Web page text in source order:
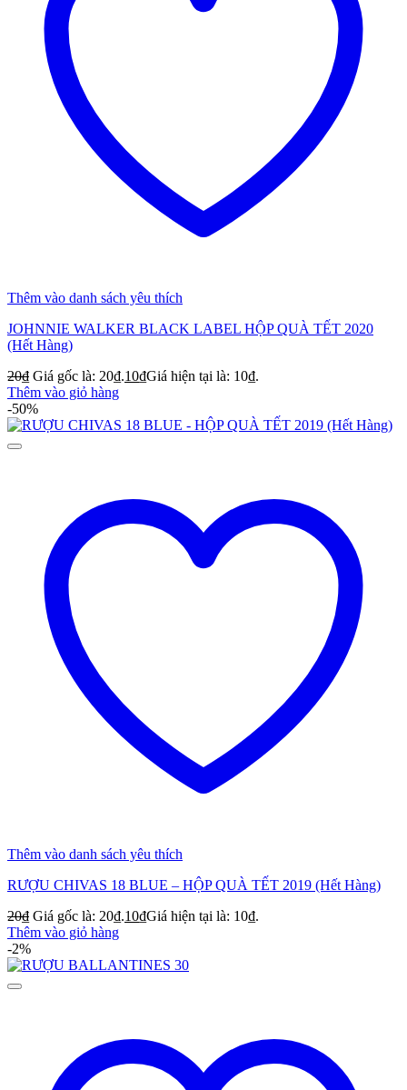
Thêm vào danh sách yêu thích
JOHNNIE WALKER BLACK LABEL HỘP QUÀ TẾT 2020
(Hết Hàng)
20₫ Giá gốc là: 20₫.10₫Giá hiện tại là: 10₫.
Thêm vào giỏ hàng
-50%
Thêm vào danh sách yêu thích
RƯỢU CHIVAS 18 BLUE – HỘP QUÀ TẾT 2019 (Hết Hàng)
20₫ Giá gốc là: 20₫.10₫Giá hiện tại là: 10₫.
Thêm vào giỏ hàng
-2%